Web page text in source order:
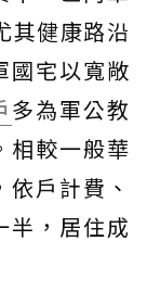
其健康路沿
國宅以寬敞
多為軍公教
相較一般華
戶計費、
半，居住成